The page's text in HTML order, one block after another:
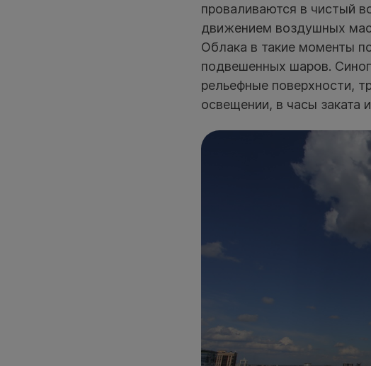
проваливаются в чистый
движением воздушных
Облака в такие моменты
подвешенных шаров.
рельефные поверхности,
освещении, в часы заката